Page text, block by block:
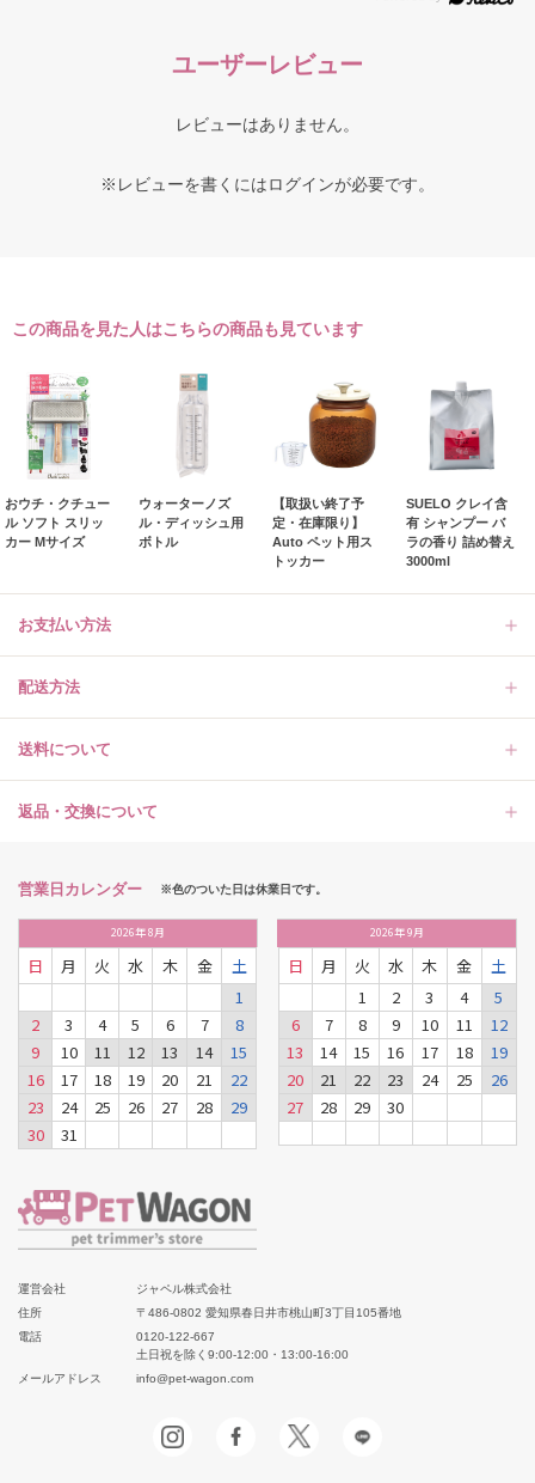
ユーザーレビュー
レビューはありません。
※レビューを書くにはログインが必要です。
この商品を見た人はこちらの商品も見ています
おウチ・クチュー
ル ソフト スリッ
カー Mサイズ
ウォーターノズ
ル・ディッシュ用
ボトル
【取扱い終了予
定・在庫限り】
Auto ペット用ス
トッカー
SUELO クレイ含
有 シャンプー バ
ラの香り 詰め替え
3000ml
お支払い方法
配送方法
送料について
返品・交換について
営業日カレンダー ※色のついた日は休業日です。
2026年8月
日 月 火 水 木 金
土
1
2
3 4 5 6 7
8
9
10 11 12 13 14
15
16
17 18 19 20 21
22
23
24 25 26 27 28
29
30
31
2026年9月
日 月 火 水 木 金
土
1
2 3 4
5
6
7 8 9 10 11
12
13
14 15 16 17 18
19
20
21 22 23 24 25
26
27
28 29 30
運営会社
ジャペル株式会社
住所
〒486-0802 愛知県春日井市桃山町3丁目105番地
電話
0120-122-667
土日祝を除く9:00-12:00・13:00-16:00
メールアドレス
info@pet-wagon.com